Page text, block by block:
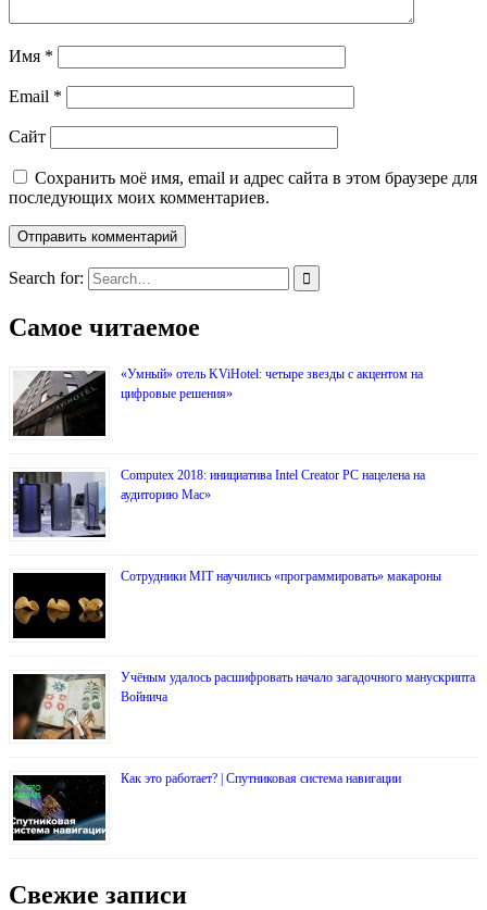
Имя *
Email *
Сайт
Сохранить моё имя, email и адрес сайта в этом браузере для
последующих моих комментариев.
Search for:
Самое читаемое
«Умный» отель KViHotel: четыре звезды с акцентом на
цифровые решения»
Computex 2018: инициатива Intel Creator PC нацелена на
аудиторию Mac»
Сотрудники MIT научились «программировать» макароны
Учёным удалось расшифровать начало загадочного манускрипта
Войнича
Как это работает? | Спутниковая система навигации
Свежие записи